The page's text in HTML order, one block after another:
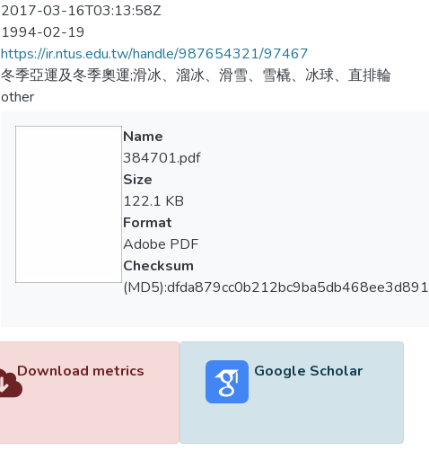
2017-03-16T03:13:58Z
1994-02-19
https://ir.ntus.edu.tw/handle/987654321/97467
冬季亞運及冬季奧運;滑冰、溜冰、滑雪、雪橇、冰球、直排輪
other
Name
384701.pdf
Size
122.1 KB
Format
Adobe PDF
Checksum
(MD5):dfda879cc0b212bc9ba5db468ee3d891
Download metrics Google Scholar